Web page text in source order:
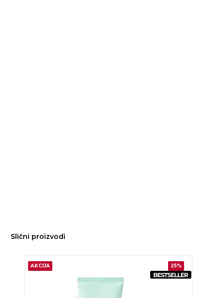
Slični proizvodi
AKCIJA 25%